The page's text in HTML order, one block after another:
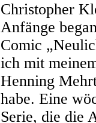
Christopher
Anfänge
Comic
ich mit
Henning
habe. Eine
Serie, die die